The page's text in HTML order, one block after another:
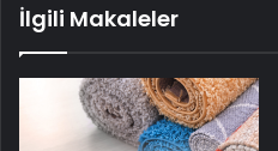
İlgili Makaleler